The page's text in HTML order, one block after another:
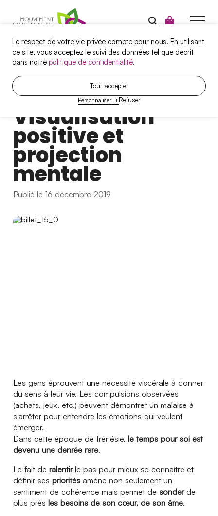
Campagnes
Santé mentale et travail
Projets
Outils
Qui sommes-nous?
Nous joindre
Nos services
Article
Visualisation
positive et
projection
mentale
Publié le 16 décembre 2019
Les gens éprouvent une nécessité viscérale à donner
du sens à leur vie. Les compulsions observées
(achats, jeux, etc.) peuvent démontrer un malaise à
s’arrêter pour entendre les émotions qui veulent
émerger.
Dans cette époque de frénésie, le temps pour soi est
devenu une denrée rare.
Le fait de ralentirle pas pour mieux se connaître et
définir ses prioritésamène non seulement un
sentiment de cohérence mais permet de sonderde
plus près les besoins de son cœur, de son âme.
Le respect de votre vie privée compte pour nous. En utilisant
ce site, vous acceptez le suivi des données tel que décrit
dans notrepolitique de confidentialité.
Personnaliser +Refuser
Tout accepter